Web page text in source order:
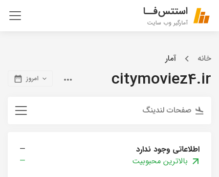
استتس‌فــا
آمارگیر وب سایت
خانه آمار
citymoviez4.ir امروز
صفحات لندینگ
اطلاعاتی وجود ندارد
—
بالاترین محبوبیت
—